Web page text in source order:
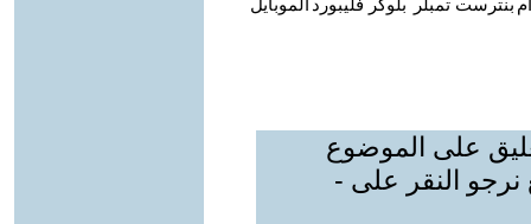
بنترست تمبلر بلوكر فليبورد الموبايل
على الموضوع
نرجو النقر على -